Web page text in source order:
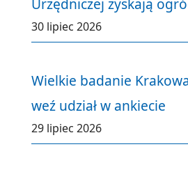
Urzędniczej zyskają
30 lipiec 2026
Wielkie badanie
weź udział w ankiecie
29 lipiec 2026